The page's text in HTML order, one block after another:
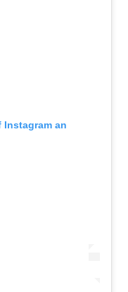
Instagram an